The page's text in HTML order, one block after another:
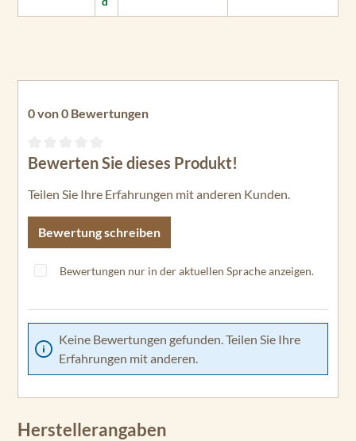
0 von 0 Bewertungen
Durchschnittliche Bewertung von 0 von 5 Sternen
Bewerten Sie dieses Produkt!
Teilen Sie Ihre Erfahrungen mit anderen Kunden.
Bewertung schreiben
Bewertungen nur in der aktuellen Sprache anzeigen.
Keine Bewertungen gefunden. Teilen Sie Ihre
Erfahrungen mit anderen.
Herstellerangaben